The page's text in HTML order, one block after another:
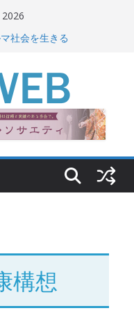
社会を生きる
構想